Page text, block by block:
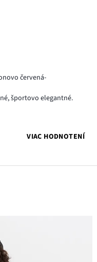
červená-
športovo elegantné.
VIAC HODNOTENÍ